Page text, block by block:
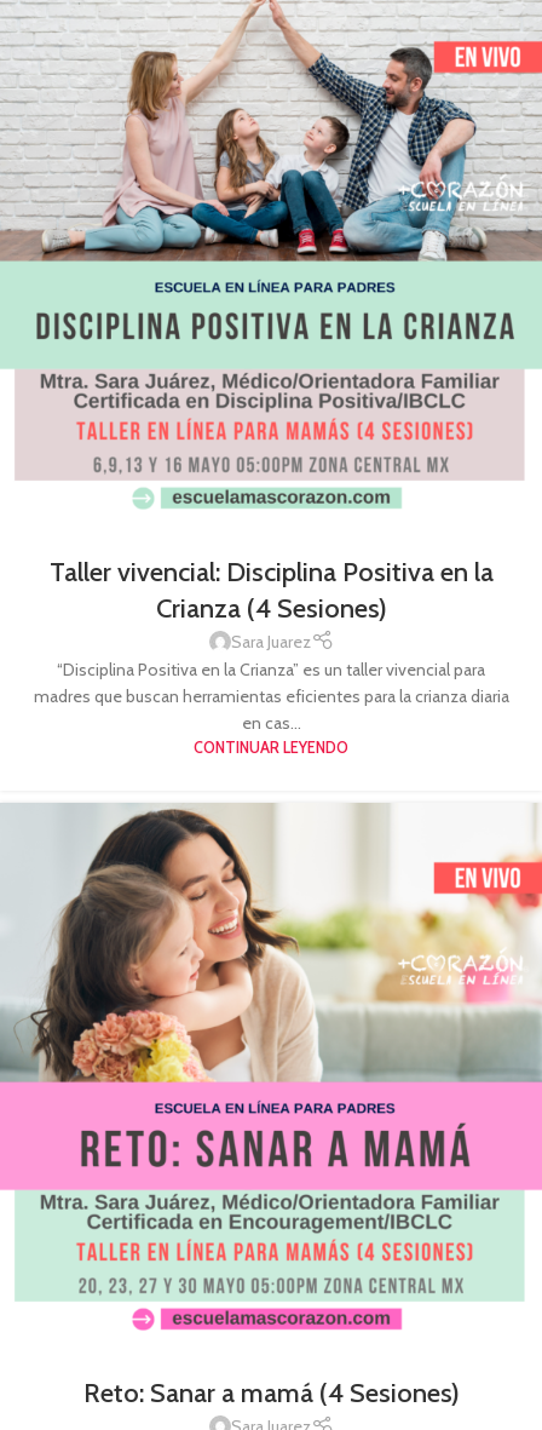
Taller vivencial: Disciplina Positiva en la
Crianza (4 Sesiones)
Sara Juarez
“Disciplina Positiva en la Crianza” es un taller vivencial para
madres que buscan herramientas eficientes para la crianza diaria
en cas...
CONTINUAR LEYENDO
Reto: Sanar a mamá (4 Sesiones)